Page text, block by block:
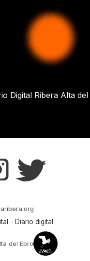
Digital Ribera Alta del
r
- Diario digital
del Ebro